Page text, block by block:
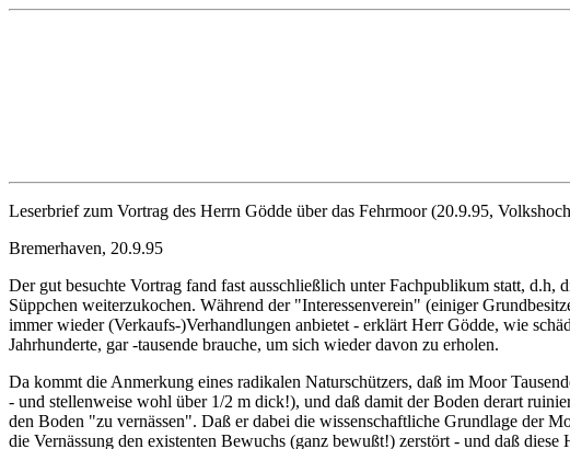
Leserbrief zum Vortrag des Herrn Gödde über das Fehrmoor (20.9.95,
Bremerhaven, 20.9.95
Der gut besuchte Vortrag fand fast ausschließlich unter Fachpublikum statt, d.h,
Süppchen weiterzukochen. Während der "Interessenverein" (einiger
immer wieder (Verkaufs-)Verhandlungen anbietet - erklärt Herr Gödde, wie
Jahrhunderte, gar -tausende brauche, um sich wieder davon zu erholen.
Da kommt die Anmerkung eines radikalen Naturschützers, daß im Moor
- und stellenweise wohl über 1/2 m dick!), und daß damit der Boden derart
den Boden "zu vernässen". Daß er dabei die wissenschaftliche Grundlage der
die Vernässung den existenten Bewuchs (ganz bewußt!) zerstört - und daß